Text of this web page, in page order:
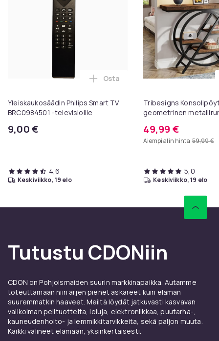
Yleiskaukosäädin Philips Smart TV
BRC0984501 -televisioille
9,00 €
Lisää Yleiskaukosäädin Philips
Osta
4,6
keskiviikko, 19 elo
Tribesigns
geometrinen
sohvapöytä
49,99 €
Aiempi alin hinta 59,99 €
5,0
keskiviikko, 19 elo
Tutustu CDONiin
CDON on Pohjoismaiden suurin markkinapaikka. Autamme
toteuttamaan niin arjen pienet askareet kuin elämän
suuremmatkin haaveet. Meiltä löydät jatkuvasti kasvavan
valikoiman pelituotteita, leluja, elektroniikkaa, puutarha-,
kauneudenhoito- ja lemmikkitarvikkeita, sekä paljon muuta.
Kaikki välineet elämään, yksinkertaisesti.